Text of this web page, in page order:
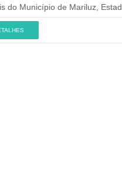
do Município de Mariluz,